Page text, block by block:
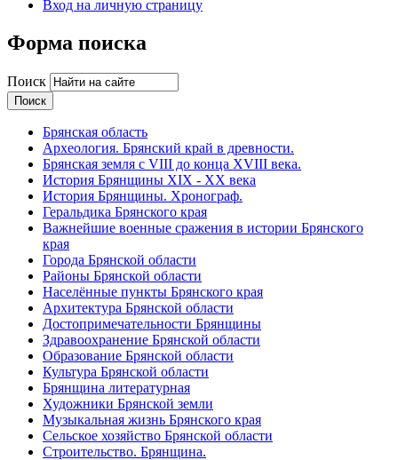
Вход на личную страницу
Форма поиска
Поиск
Брянская область
Археология. Брянский край в древности.
Брянская земля с VIII до конца XVIII века.
История Брянщины XIX - XX века
История Брянщины. Хронограф.
Геральдика Брянского края
Важнейшие военные сражения в истории Брянского
края
Города Брянской области
Районы Брянской области
Населённые пункты Брянского края
Архитектура Брянской области
Достопримечательности Брянщины
Здравоохранение Брянской области
Образование Брянской области
Культура Брянской области
Брянщина литературная
Художники Брянской земли
Музыкальная жизнь Брянского края
Сельское хозяйство Брянской области
Строительство. Брянщина.